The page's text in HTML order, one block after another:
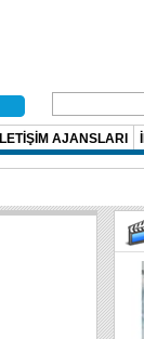
İLETİŞİM AJANSLARI